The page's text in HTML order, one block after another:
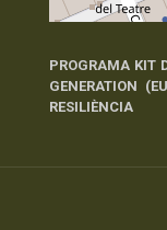
PROGRAMA KIT
GENERATION
RESILIÈNCIA